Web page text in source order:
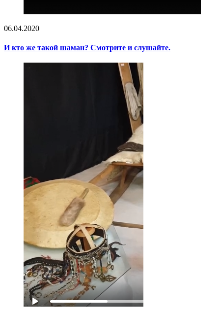
06.04.2020
И кто же такой шаман? Смотрите и слушайте.